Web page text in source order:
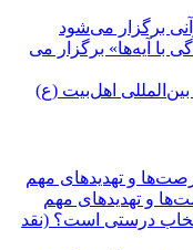
برگزار می‌شود
آیه‌ها» برگزار می
بین‌المللی اهل‌بیت (ع)
و تهدیدهای مهم